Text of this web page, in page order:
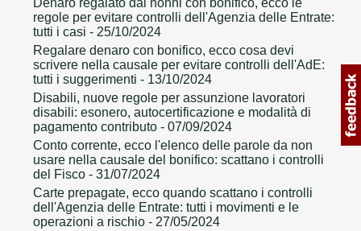
regole per evitare controlli dell'Agenzia delle Entrate:
tutti i casi - 25/10/2024
Regalare denaro con bonifico, ecco cosa devi
scrivere nella causale per evitare controlli dell'AdE:
tutti i suggerimenti - 13/10/2024
Disabili, nuove regole per assunzione lavoratori
disabili: esonero, autocertificazione e modalità di
pagamento contributo - 07/09/2024
Conto corrente, ecco l'elenco delle parole da non
usare nella causale del bonifico: scattano i controlli
del Fisco - 31/07/2024
Carte prepagate, ecco quando scattano i controlli
dell'Agenzia delle Entrate: tutti i movimenti e le
operazioni a rischio - 27/05/2024